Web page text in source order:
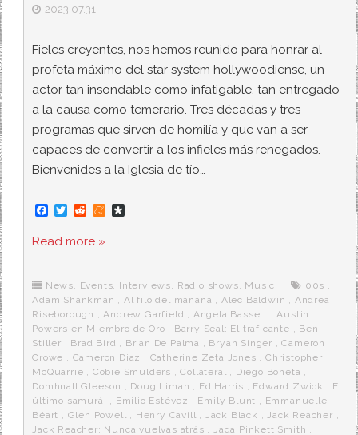
2023.07.31
Fieles creyentes, nos hemos reunido para honrar al
profeta máximo del star system hollywoodiense, un
actor tan insondable como infatigable, tan entregado
a la causa como temerario. Tres décadas y tres
programas que sirven de homilía y que van a ser
capaces de convertir a los infieles más renegados.
Bienvenides a la Iglesia de tío…
F
c
e
o
k
T
i
t
r
R
d
d
M
e
r
a
Read more »
News, Events, Interviews, Radio shows, Music 00s ,
Adam Shankman ,Al filo del mañana , Alec Baldwin , Andrea
Riseborough ,Andrew Garfield , Angela Bassett ,Austin
Powers en Miembro de Oro , Barry Seal: El traficante , Ben
Stiller , Brad Bird , Brian De Palma , Bryan Singer ,Cameron
Crowe , Cameron Diaz , Catherine Zeta Jones ,Christopher
McQuarrie , Cobie Smulders ,Collateral , Diego Boneta ,
Domhnall Gleeson , Doug Liman , Ed Harris , Edward Zwick , El
último samurái , Emilio Estévez , Emily Blunt , Emmanuelle
Béart , Glen Powell , Henry Cavill , Jack Black ,Jack Reacher ,
Jack Reacher: Nunca vuelvas atrás ,Jada Pinkett Smith ,